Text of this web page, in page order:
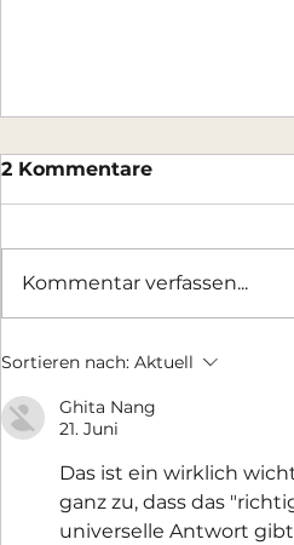
Platzverfügbarkeiten
Wohnmobile der Concord
Cruiser auf unserem uns
komplett vergeben! Wir
freuen uns,
2 Kommentare
Kommentar verfassen...
Sortieren nach: Aktuell
Ghita Nang
21. Juni
Das ist ein wirklich
ganz zu, dass das
universelle Antwort